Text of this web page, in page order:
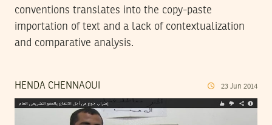
conventions translates into the copy-paste
importation of text and a lack of contextualization
and comparative analysis.
HENDA CHENNAOUI 23 Jun 2014